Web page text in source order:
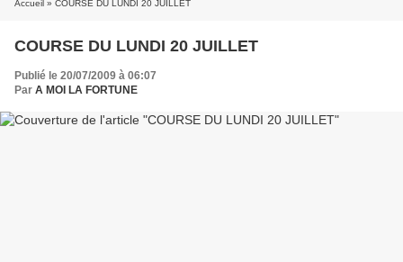
Accueil » COURSE DU LUNDI 20 JUILLET
COURSE DU LUNDI 20 JUILLET
Publié le 20/07/2009 à 06:07
Par A MOI LA FORTUNE